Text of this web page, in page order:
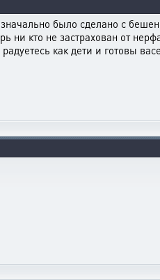
было сделано с
кто не застрахован от
как дети и готовы